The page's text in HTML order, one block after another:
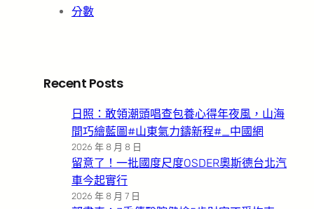
分數
Recent Posts
日照：敢領潮頭唱查包養心得年夜風，山海
間巧繪藍圖#山東氣力鑄新程#_中國網
2026 年 8 月 8 日
留意了！一批國度尺度OSDER奧斯德台北汽
車今起實行
2026 年 8 月 7 日